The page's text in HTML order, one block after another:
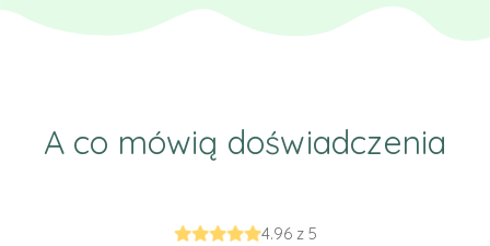
A co mówią doświadczenia
4.96 z 5